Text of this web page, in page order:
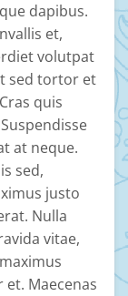
dapibus.
et,
volutpat
sed tortor et
quis
at neque.
sed,
justo
Nulla
vitae,
Maecenas